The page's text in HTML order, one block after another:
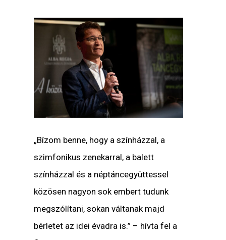
„Bízom benne, hogy a színházzal, a
szimfonikus zenekarral, a balett
színházzal és a néptáncegyüttessel
közösen nagyon sok embert tudunk
megszólítani, sokan váltanak majd
bérletet az idei évadra is.” – hívta fel a